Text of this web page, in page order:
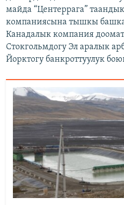
майда “Центеррага”
компаниясына тышкы
Канадалык компания
Стокгольмдогу Эл аралык
Йорктогу банкроттуулук